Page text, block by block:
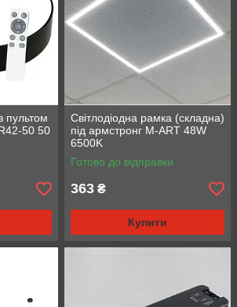
пультом
50 50
Світлодіодна рамка (складна)
під армстронг M-ART 48W
6500K
Готово до відправки
363 ₴
Купити